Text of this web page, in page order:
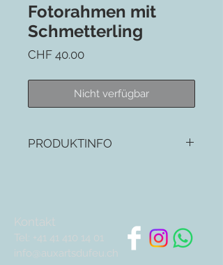
Fotorahmen mit
Schmetterling
CHF 40.00Preis
Nicht verfügbar
PRODUKTINFO
Strassdeko
Kontakt
Tel: +41 41 410 14 01
info@auxartsdufeu.ch